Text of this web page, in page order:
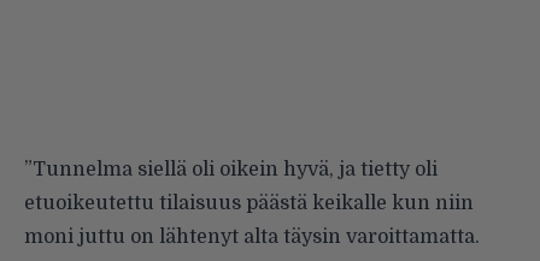
”Tunnelma siellä oli oikein hyvä, ja tietty oli
etuoikeutettu tilaisuus päästä keikalle kun niin
moni juttu on lähtenyt alta täysin varoittamatta.